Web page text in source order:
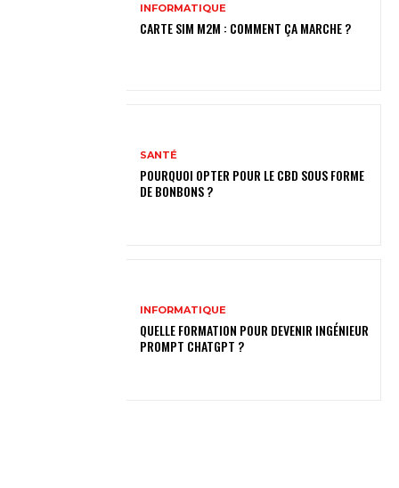
INFORMATIQUE
CARTE SIM M2M : COMMENT ÇA MARCHE ?
SANTÉ
POURQUOI OPTER POUR LE CBD SOUS FORME
DE BONBONS ?
INFORMATIQUE
QUELLE FORMATION POUR DEVENIR INGÉNIEUR
PROMPT CHATGPT ?